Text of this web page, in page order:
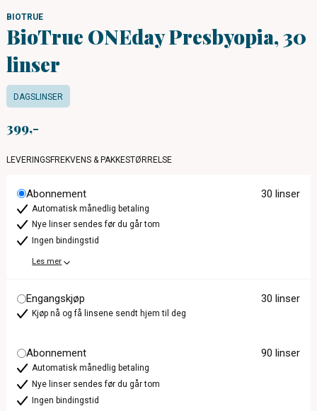
BIOTRUE
BioTrue ONEday Presbyopia, 30
linser
DAGSLINSER
399
LEVERINGSFREKVENS & PAKKESTØRRELSE
Abonnement 30 linser
Automatisk månedlig betaling
Nye linser sendes før du går tom
Ingen bindingstid
Les mer
Engangskjøp 30 linser
Kjøp nå og få linsene sendt hjem til deg
Abonnement 90 linser
Automatisk månedlig betaling
Nye linser sendes før du går tom
Ingen bindingstid